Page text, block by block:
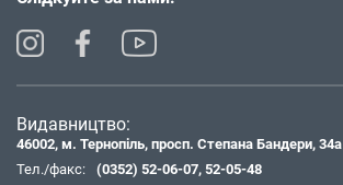
Видавництво:
46002, м. Тернопіль, просп. Степана Бандери, 34а
Тел./факс:
(0352) 52-06-07, 52-05-48